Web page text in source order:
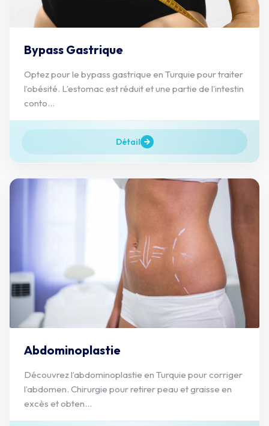
Bypass Gastrique
Optez pour le bypass gastrique en Turquie pour traiter
l’obésité. L’estomac est réduit et une partie de l’intestin
conto...
Détail
Abdominoplastie
Découvrez l’abdominoplastie en Turquie pour corriger
l’abdomen. Chirurgie pour retirer peau et graisse en
excès et obten...